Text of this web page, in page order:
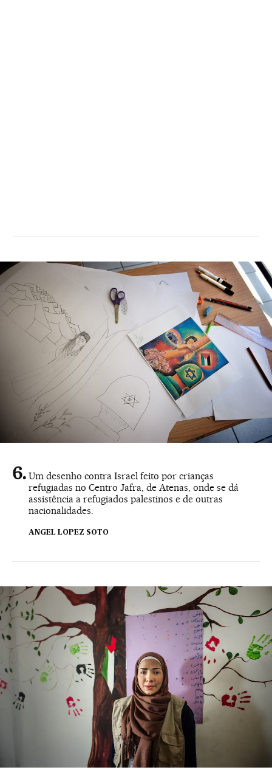
Um desenho contra Israel feito por crianças
refugiadas no Centro Jafra, de Atenas, onde se dá
assistência a refugiados palestinos e de outras
nacionalidades.
ANGEL LOPEZ SOTO